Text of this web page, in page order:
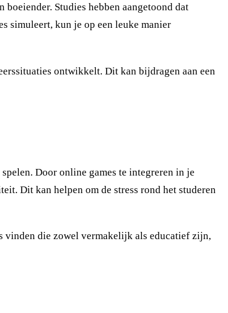
Studies hebben aangetoond dat
simuleert, kun je op een leuke manier
ontwikkelt. Dit kan bijdragen aan een
Door online games te integreren in je
Dit kan helpen om de stress rond het studeren
vinden die zowel vermakelijk als educatief zijn,